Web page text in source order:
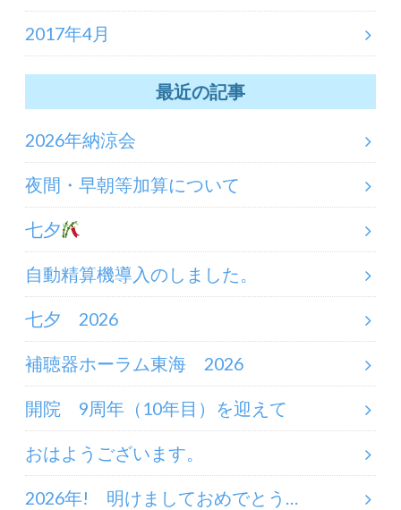
2017年4月
最近の記事
2026年納涼会
夜間・早朝等加算について
七夕
自動精算機導入のしました。
七夕 2026
補聴器ホーラム東海 2026
開院 9周年（10年目）を迎えて
おはようございます。
2026年! 明けましておめでとう…